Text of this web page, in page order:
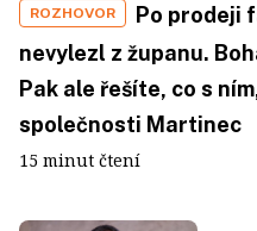
ROZHOVOR
Po prodeji
nevylezl z županu.
Pak ale řešíte, co s
společnosti Martinec
15 minut čtení